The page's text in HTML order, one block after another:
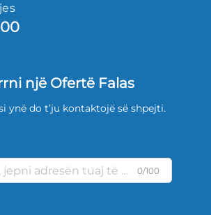
një Ofertë Falas
ynë do t’ju kontaktojë së shpejti.
0/100